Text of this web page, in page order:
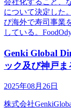
会社化すること、
について決定した
び海外で寿司事業
している。
Genki Global
ック及び神戸
2025年08月26日
株式会社